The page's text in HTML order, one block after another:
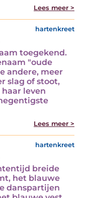
Lees meer >
hartenkreet
toegekend.
"oude
andere, meer
slag of stoot,
leven
Lees meer >
hartenkreet
breide
het blauwe
danspartijen